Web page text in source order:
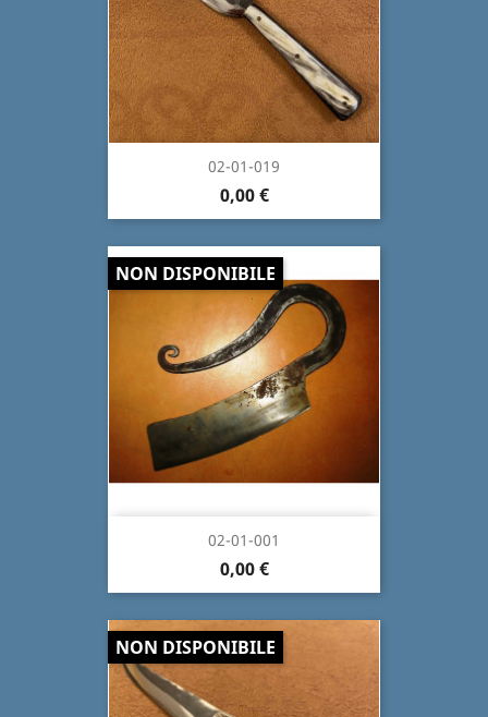
02-01-019
0,00 €
02-01-001
0,00 €
NON DISPONIBILE
NON DISPONIBILE